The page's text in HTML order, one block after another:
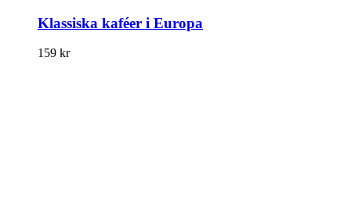
Klassiska kaféer i Europa
159 kr